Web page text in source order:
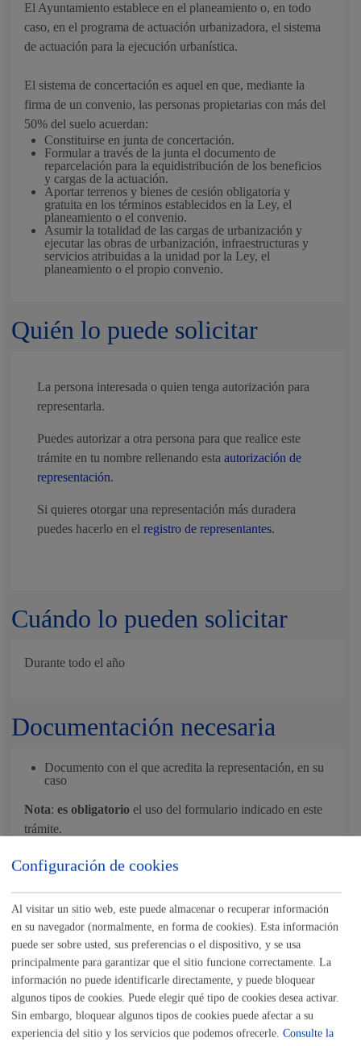
El Ayuntamiento establece en el planeamiento o, en todo
caso, en el programa de actuación urbanizadora, el sistema
de actuación para la ejecución urbanística.
El sistema de concertación es aquel en que, mediante la
firma de un convenio, las personas propietarias con más del
50% del suelo acuerdan:
Constituirse en junta de concertación.
Formular a través de la junta el documento de
reparcelación para la equidistribución de los beneficios
y cargas de la actuación.
Aportar terrenos y bienes de cesión obligatoria y
gratuita en los términos establecidos en la Ley, el
planeamiento o el convenio.
Asumir la totalidad de las cargas de urbanización y
ejecutar las obras de urbanización, infraestructuras y
servicios atribuidas a la unidad por la Ley, el
planeamiento o el propio convenio.
Quién lo puede solicitar
La persona interesada o quien tenga autorización para
representarla.
Puedes autorizar a otra persona para que realice este
trámite en tu nombre rellenando estaautorización de
representación.
Si quieres otorgar una representación más duradera
puedes hacerlo en elregistro de representantes.
Cuándo lo pueden solicitar
Durante todo el año
Documentación necesaria
Documento con el que acredita la representación, en su
caso
Nota:es obligatorioel uso del formulario indicado en este
trámite.
Cantidad a abonar
El coste de la tramitación es gratuita pero es necesario el
depósito de una fianza correspondiente al 7% de la cuantía
de las cargas de urbanización.
Configuración de cookies
Al visitar un sitio web, este puede almacenar o recuperar información
en su navegador (normalmente, en forma de cookies). Esta información
puede ser sobre usted, sus preferencias o el dispositivo, y se usa
principalmente para garantizar que el sitio funcione correctamente. La
información no puede identificarle directamente, y puede bloquear
algunos tipos de cookies. Puede elegir qué tipo de cookies desea activar.
Sin embargo, bloquear algunos tipos de cookies puede afectar a su
experiencia del sitio y los servicios que podemos ofrecerle. Consulte la